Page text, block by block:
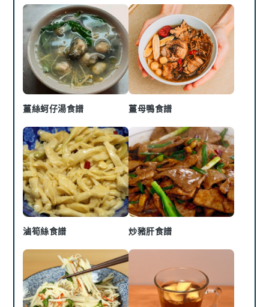
薑絲蚵仔湯食譜 薑母鴨食譜
滷筍絲食譜 炒豬肝食譜